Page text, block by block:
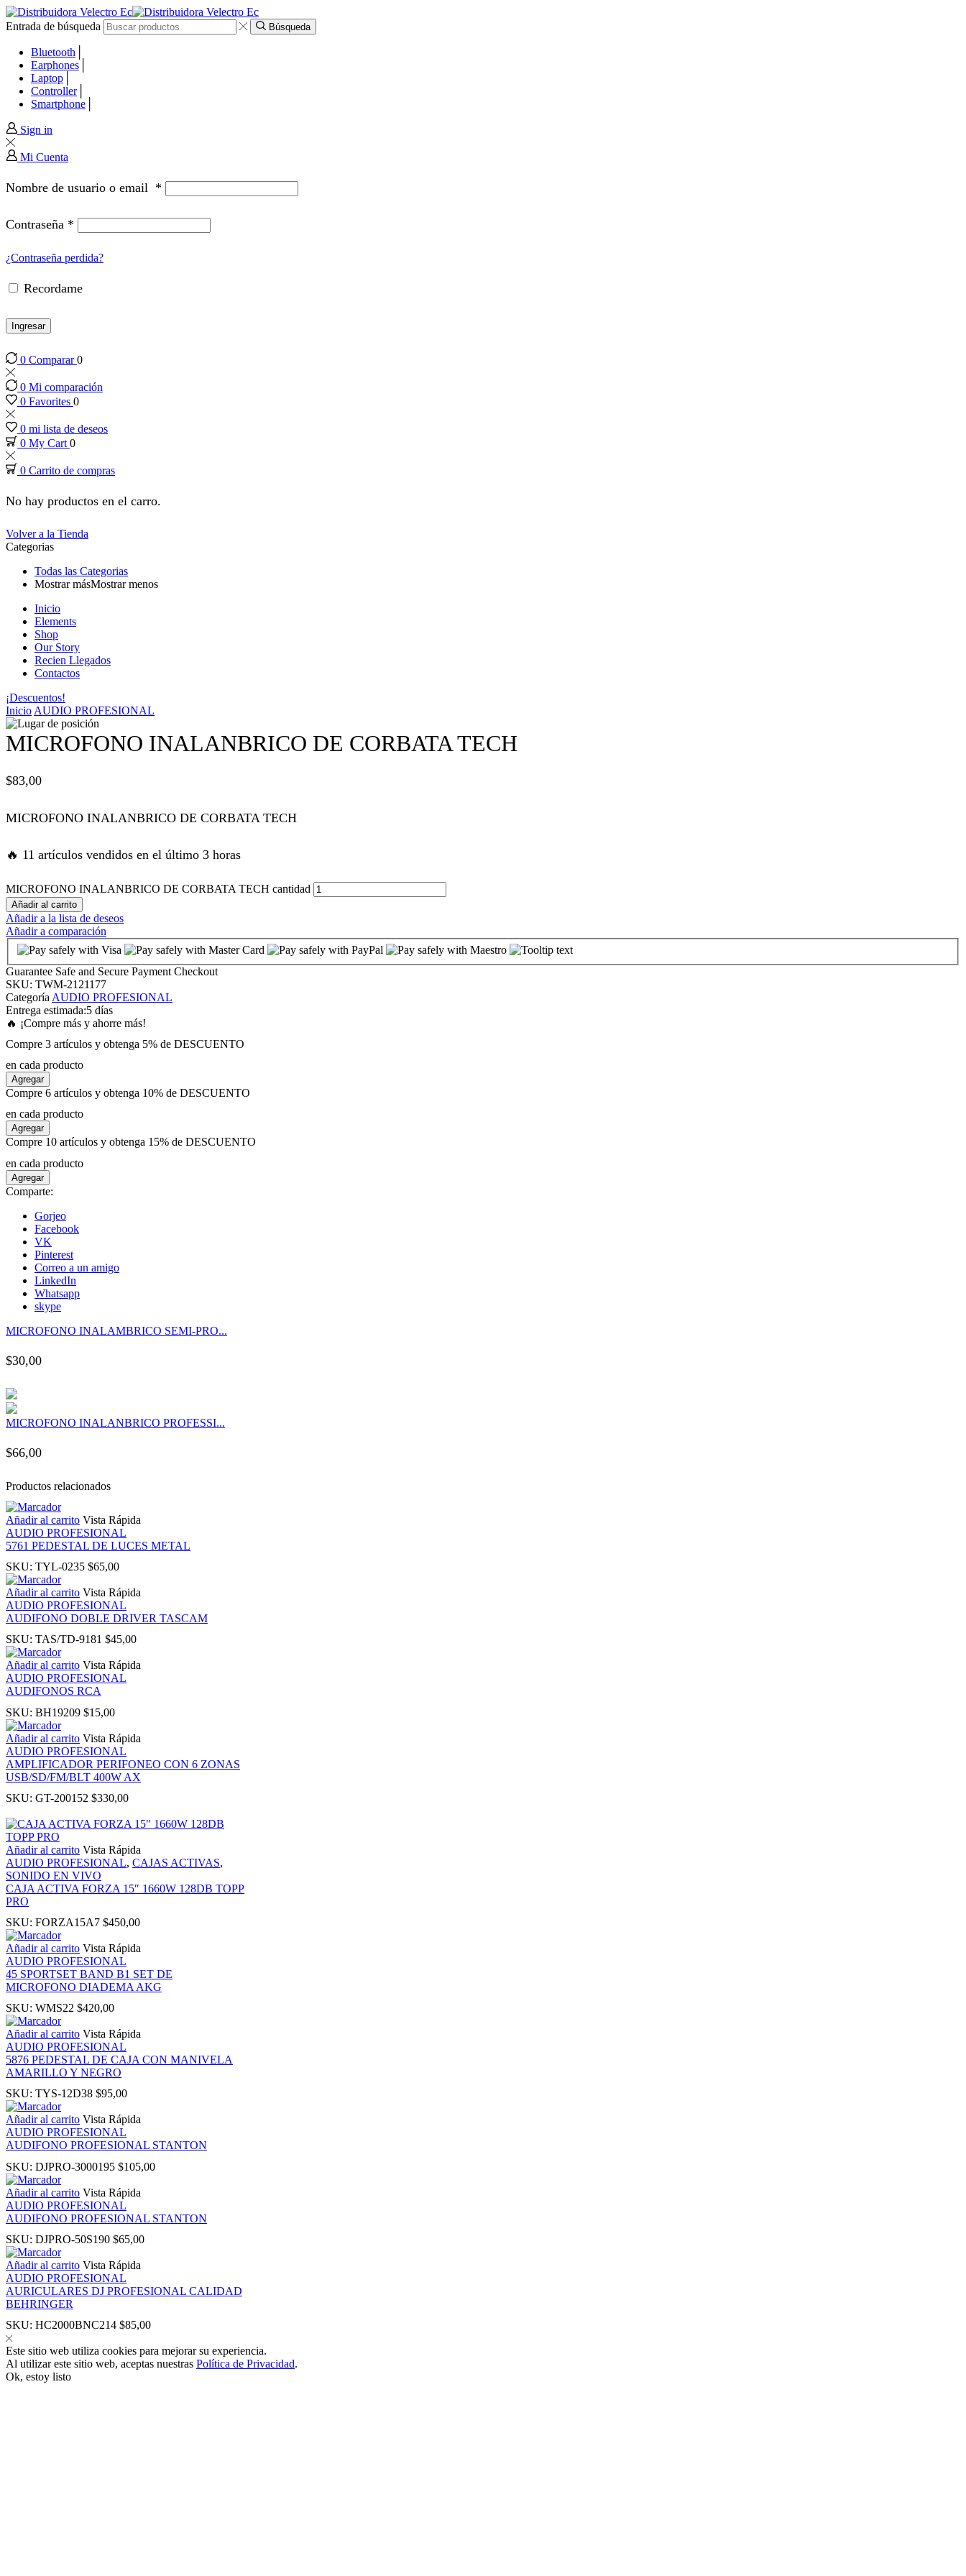
al
al
Entrada de búsqueda Búsqueda
Bluetooth
Earphones
Laptop
Controller
Smartphone
Sign in
Mi Cuenta
Nombre de usuario o email *
Contraseña *
¿Contraseña perdida?
Recordame
Ingresar
0 Comparar0
0 Mi comparación
0 Favorites 0
0 mi lista de deseos
0 My Cart 0
0 Carrito de compras
No hay productos en el carro.
Volver a la Tienda
Categorias
Todas las Categorias
Mostrar másMostrar menos
Inicio
Elements
Shop
Our Story
Recien Llegados
Contactos
¡Descuentos!
InicioAUDIO PROFESIONAL
MICROFONO INALANBRICO DE CORBATA TECH
$83,00
MICROFONO INALANBRICO DE CORBATA TECH
🔥 11 artículos vendidos en el último 3 horas
MICROFONO INALANBRICO DE CORBATA TECH cantidad
Añadir al carrito
Añadir a la lista de deseos
Añadir a comparación
Guarantee Safe and Secure Payment Checkout
SKU: TWM-2121177
Categoría AUDIO PROFESIONAL
Entrega estimada:5 días
🔥 ¡Compre más y ahorre más!
Compre 3 artículos y obtenga 5% de DESCUENTO
en cada producto
Agregar
Compre 6 artículos y obtenga 10% de DESCUENTO
en cada producto
Agregar
Compre 10 artículos y obtenga 15% de DESCUENTO
en cada producto
Agregar
Comparte:
Gorjeo
Facebook
VK
Pinterest
Correo a un amigo
LinkedIn
Whatsapp
skype
MICROFONO INALAMBRICO SEMI-PRO...
$30,00
MICROFONO INALANBRICO PROFESSI...
$66,00
Productos relacionados
Añadir al carrito Vista Rápida
AUDIO PROFESIONAL
5761 PEDESTAL DE LUCES METAL
SKU: TYL-0235 $65,00
Añadir al carrito Vista Rápida
AUDIO PROFESIONAL
AUDIFONO DOBLE DRIVER TASCAM
SKU: TAS/TD-9181 $45,00
Añadir al carrito Vista Rápida
AUDIO PROFESIONAL
AUDIFONOS RCA
SKU: BH19209 $15,00
Añadir al carrito Vista Rápida
AUDIO PROFESIONAL
AMPLIFICADOR PERIFONEO CON 6 ZONAS
USB/SD/FM/BLT 400W AX
SKU: GT-200152 $330,00
Añadir al carrito Vista Rápida
AUDIO PROFESIONAL, CAJAS ACTIVAS,
SONIDO EN VIVO
CAJA ACTIVA FORZA 15″ 1660W 128DB TOPP
PRO
SKU: FORZA15A7 $450,00
Añadir al carrito Vista Rápida
AUDIO PROFESIONAL
45 SPORTSET BAND B1 SET DE
MICROFONO DIADEMA AKG
SKU: WMS22 $420,00
Añadir al carrito Vista Rápida
AUDIO PROFESIONAL
5876 PEDESTAL DE CAJA CON MANIVELA
AMARILLO Y NEGRO
SKU: TYS-12D38 $95,00
Añadir al carrito Vista Rápida
AUDIO PROFESIONAL
AUDIFONO PROFESIONAL STANTON
SKU: DJPRO-3000195 $105,00
Añadir al carrito Vista Rápida
AUDIO PROFESIONAL
AUDIFONO PROFESIONAL STANTON
SKU: DJPRO-50S190 $65,00
Añadir al carrito Vista Rápida
AUDIO PROFESIONAL
AURICULARES DJ PROFESIONAL CALIDAD
BEHRINGER
SKU: HC2000BNC214 $85,00
Este sitio web utiliza cookies para mejorar su experiencia.
Al utilizar este sitio web, aceptas nuestras Política de Privacidad.
Ok, estoy listo